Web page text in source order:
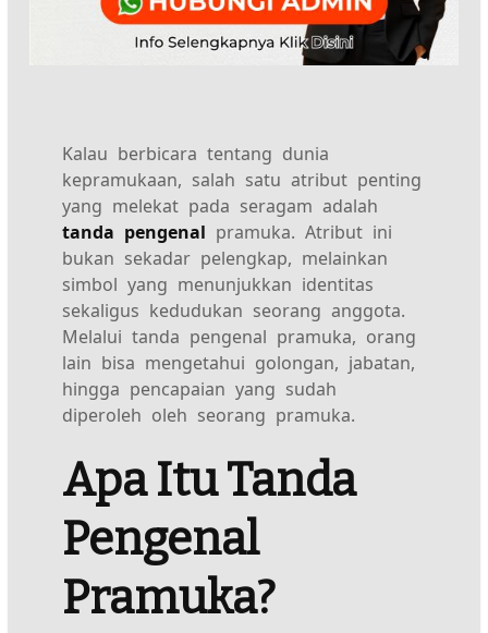
Kalau berbicara tentang dunia
kepramukaan, salah satu atribut penting
yang melekat pada seragam adalah
tanda pengenal pramuka. Atribut ini
bukan sekadar pelengkap, melainkan
simbol yang menunjukkan identitas
sekaligus kedudukan seorang anggota.
Melalui tanda pengenal pramuka, orang
lain bisa mengetahui golongan, jabatan,
hingga pencapaian yang sudah
diperoleh oleh seorang pramuka.
Apa Itu Tanda
Pengenal
Pramuka?